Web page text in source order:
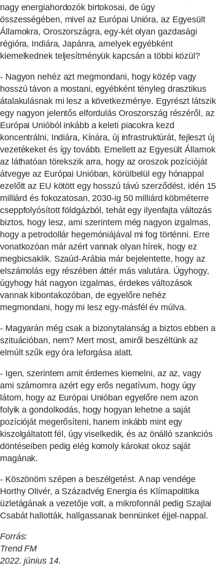
nagy energiahordozók birtokosai, de úgy
összességében, mivel az Európai Unióra, az Egyesült
Államokra, Oroszországra, egy-két olyan gazdasági
régióra, Indiára, Japánra, amelyek egyébként
kiemelkednek teljesítményük kapcsán a többi közül?
- Nagyon nehéz azt megmondani, hogy közép vagy
hosszú távon a mostani, egyébként tényleg drasztikus
átalakulásnak mi lesz a következménye. Egyrészt látszik
egy nagyon jelentős elfordulás Oroszország részéről, az
Európai Unióból inkább a keleti piacokra kezd
koncentrálni, Indiára, Kínára, új infrastruktúrát, fejleszt új
vezetékeket és így tovább. Emellett az Egyesült Államok
az láthatóan törekszik arra, hogy az oroszok pozícióját
átvegye az Európai Unióban, körülbelül egy hónappal
ezelőtt az EU kötött egy hosszú távú szerződést, idén 15
milliárd és fokozatosan, 2030-ig 50 milliárd köbméterre
cseppfolyósított földgázból, tehát egy ilyenfajta változás
biztos, hogy lesz, ami szerintem még nagyon izgalmas,
hogy a petrodollár hegemóniájával mi fog történni. Erre
vonatkozóan már azért vannak olyan hírek, hogy ez
megbicsaklik. Szaúd-Arábia már bejelentette, hogy az
elszámolás egy részében áttér más valutára. Úgyhogy,
úgyhogy hát nagyon izgalmas, érdekes változások
vannak kibontakozóban, de egyelőre nehéz
megmondani, hogy mi lesz egy-másfél év múlva.
- Magyarán még csak a bizonytalanság a biztos ebben a
szituációban, nem? Mert most, amiről beszéltünk az
elmúlt szűk egy óra leforgása alatt.
- Igen, szerintem amit érdemes kiemelni, az az, vagy
ami számomra azért egy erős negatívum, hogy úgy
látom, hogy az Európai Unióban egyelőre nem azon
folyik a gondolkodás, hogy hogyan lehetne a saját
pozícióját megerősíteni, hanem inkább mint egy
kiszolgáltatott fél, úgy viselkedik, és az önálló szankciós
döntéseiben pedig elég komoly károkat okoz saját
magának.
- Köszönöm szépen a beszélgetést. A nap vendége
Horthy Olivér, a Századvég Energia és Klímapolitika
üzletágának a vezetője volt, a mikrofonnál pedig Szajlai
Csabát hallották, hallgassanak bennünket éjjel-nappal.
Forrás:
Trend FM
2022. június 14.